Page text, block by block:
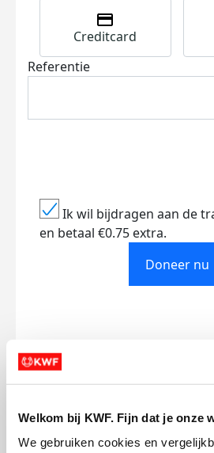
Welkom bij KWF. Fijn dat je onze
We gebruiken cookies en
Creditcard
Referentie
Ik wil bijdragen aan de
en betaal €0.75 extra.
Doneer nu
Opgehaald
€51
Doneer Word lid van